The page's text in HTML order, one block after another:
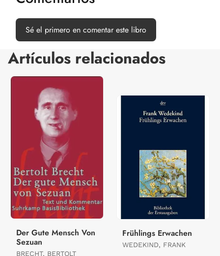
Sé el primero en comentar este libro
Artículos relacionados
Der Gute Mensch Von
Sezuan
BRECHT, BERTOLT
Frühlings Erwachen
WEDEKIND, FRANK